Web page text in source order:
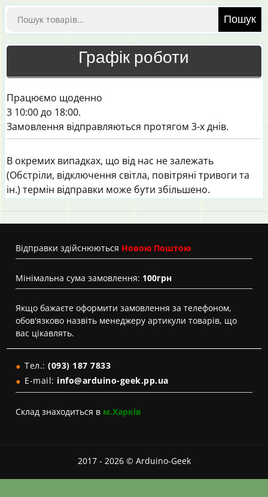
Шукати: Пошук
Графік роботи
Працюємо щоденно
3 10:00 до 18:00.
Замовлення відправляються протягом 3-х днів.
В окремих випадках, що від нас не залежать
(Обстріли, відключення світла, повітряні тривоги та
ін.) термін відправки може бути збільшено.
Вiдправки здійснюються Новою Поштою
Мінімальна сума замовлення: 100грн
Якщо бажаєте оформити замовлення за телефоном,
обов'язково назвіть менеджеру артикули товарів, що
вас цікавлять.
Тел.: (093) 187 7833
E-mail: info@arduino-geek.pp.ua
Склад знаходиться в м.Харків
2017 - 2026 © Arduino-Geek